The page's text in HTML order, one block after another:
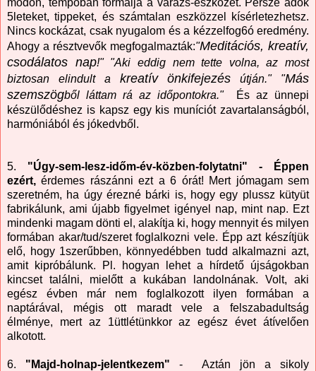
módon, tempóban formálja a varázs-eszközét. Persze adok
5leteket, tippeket, és számtalan eszközzel kísérletezhetsz.
Nincs kockázat, csak nyugalom és a kézzelfog6ó eredmény.
Ahogy a résztvevők megfogalmazták:"Meditációs, kreatív,
csodálatos nap!" "Aki eddig nem tette volna, az most
biztosan elindult a kreatív önkifejezés útján." "Más
szemszögből láttam rá az időpontokra."És az ünnepi
készülődéshez is kapsz egy kis muníciót zavartalanságból,
harmóniából és jókedvből.
5. "Úgy-sem-lesz-időm-év-közben-folytatni" - Éppen
ezért,érdemes rászánni ezt a 6 órát! Mert jómagam sem
szeretném, ha úgy érezné bárki is, hogy egy plussz kütyüt
fabrikálunk, ami újabb figyelmet igényel nap, mint nap. Ezt
mindenki magam dönti el, alakítja ki, hogy mennyit és milyen
formában akar/tud/szeret foglalkozni vele. Épp azt készítjük
elő, hogy 1szerűbben, könnyedébben tudd alkalmazni azt,
amit kipróbálunk. Pl. hogyan lehet a hírdető újságokban
kincset találni, mielőtt a kukában landolnának. Volt, aki
egész évben már nem foglalkozott ilyen formában a
naptárával, mégis ott maradt vele a felszabadultság
élménye, mert az 1üttlétünkkor az egész évet átívelően
alkotott.
6. "Majd-holnap-jelentkezem"- Aztán jön a sikoly